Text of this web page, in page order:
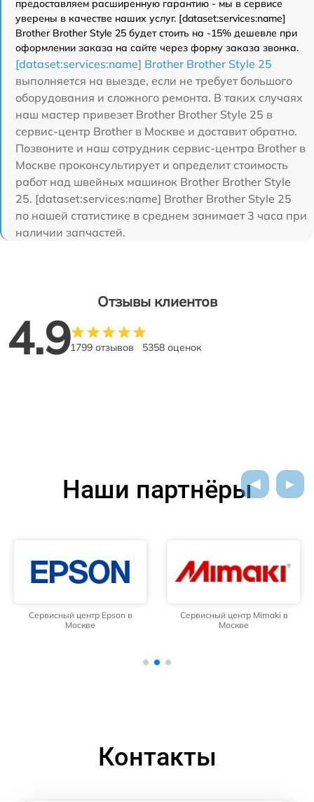
предоставляем расширенную гарантию - мы в сервисе
уверены в качестве наших услуг. [dataset:services:name]
Brother Brother Style 25 будет стоить на -15% дешевле при
оформлении заказа на сайте через форму заказа звонка.
[dataset:services:name] Brother Brother Style 25
выполняется на выезде, если не требует большого
оборудования и сложного ремонта. В таких случаях
наш мастер привезет Brother Brother Style 25 в
сервис-центр Brother в Москве и доставит обратно.
Позвоните и наш сотрудник сервис-центра Brother в
Москве проконсультирует и определит стоимость
работ над швейных машинок Brother Brother Style
25. [dataset:services:name] Brother Brother Style 25
по нашей статистике в среднем занимает 3 часа при
наличии запчастей.
Отзывы клиентов
4.91799 отзывов 5358 оценок
Наши партнёры
Сервисный центр Epson в
Москве
Сервисный центр Mimaki в
Москве
Контакты